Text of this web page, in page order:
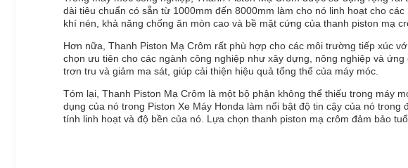
dài tiêu chuẩn có sẵn từ 1000mm đến 8000mm làm cho nó linh hoạt cho
khí nén, khả năng chống ăn mòn cao và bề mặt cứng của thanh piston mạ
Hơn nữa, Thanh Piston Mạ Crôm rất phù hợp cho các môi trường tiếp xúc
chọn ưu tiên cho các ngành công nghiệp như xây dựng, nông nghiệp và
trơn tru và giảm ma sát, giúp cải thiện hiệu quả tổng thể của máy móc.
Tóm lại, Thanh Piston Mạ Crôm là một bộ phận không thể thiếu trong máy
dụng của nó trong Piston Xe Máy Honda làm nổi bật độ tin cậy của nó
tính linh hoạt và độ bền của nó. Lựa chọn thanh piston mạ crôm đảm bảo